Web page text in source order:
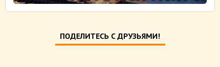
ПОДЕЛИТЕСЬ С ДРУЗЬЯМИ!